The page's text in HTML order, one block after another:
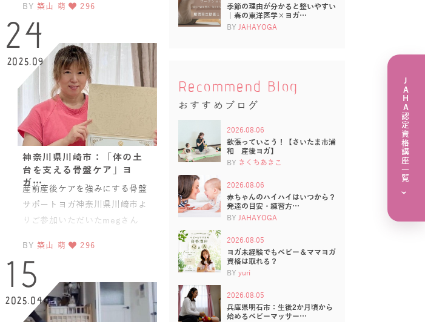
インストラクターでもあ
BY 築山 萌 296
24
2025.09
神奈川県川崎市：「体の土
台を支える骨盤ケア」ヨ
ガ…
産前産後ケアを強みにする骨盤
サポートヨガ神奈川県川崎市よ
りご参加いただいたmegさん
ガインストラクター養成講
BY 築山 萌 296
15
2025.04
季節の理由が分かると整いやすい
｜春の東洋医学×ヨガ…
BY JAHAYOGA
Recommend Blog
おすすめブログ
2026.08.06
欲張っていこう！【さいたま市浦
和 産後ヨガ】
BY きくちあきこ
2026.08.06
赤ちゃんのハイハイはいつから？
発達の目安・練習方…
BY JAHAYOGA
2026.08.05
ヨガ未経験でもベビー＆ママヨガ
資格は取れる？
BY yuri
2026.08.05
兵庫県明石市：生後2か月頃から
始めるベビーマッサー…
JAHA認定資格講座一覧
›